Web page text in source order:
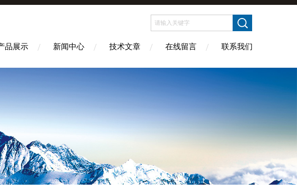
品展示 新闻中心 技术文章 在线留言 联系我们